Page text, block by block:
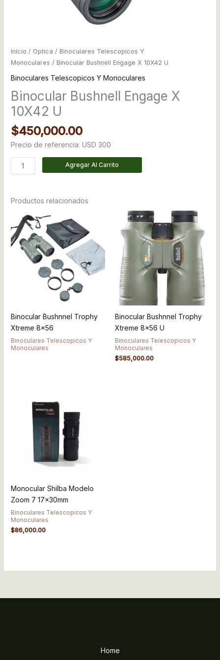
Inicio / Optica / Binoculares Telescopicos Y
Monoculares / Binocular Bushnell Engage X 10X42 U
Binoculares Telescopicos Y Monoculares
Binocular Bushnell Engage X
10X42 U
$450,000.00
Precio de referencia: USD 300
Agregar Al Carrito
Productos relacionados
Binocular Bushnnel Trophy
Xtreme 8×56
Binoculares Telescopicos Y
Monoculares
Binocular Bushnnel Trophy
Xtreme 8×56 U
Binoculares Telescopicos Y
Monoculares
$585,000.00
Monocular Shilba Modelo
Zoom 7 17x30mm
Binoculares Telescopicos Y
Monoculares
$86,000.00
Home